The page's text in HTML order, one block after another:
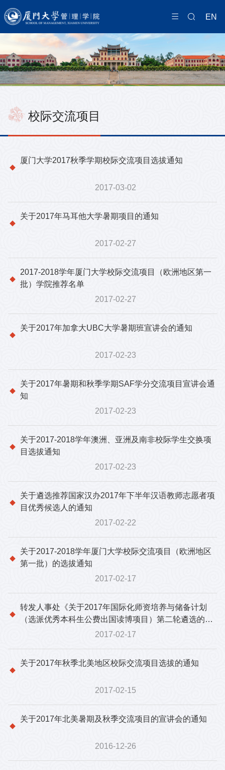
EN
校际交流项目
厦门大学2017秋季学期校际交流项目选拔通知
2017-03-02
关于2017年马耳他大学暑期项目的通知
2017-02-27
2017-2018学年厦门大学校际交流项目（欧洲地区第一
批）学院推荐名单
2017-02-27
关于2017年加拿大UBC大学暑期班宣讲会的通知
2017-02-23
关于2017年暑期和秋季学期SAF学分交流项目宣讲会通
知
2017-02-23
关于2017-2018学年澳洲、亚洲及南非校际学生交换项
目选拔通知
2017-02-23
关于遴选推荐国家汉办2017年下半年汉语教师志愿者项
目优秀候选人的通知
2017-02-22
关于2017-2018学年厦门大学校际交流项目（欧洲地区
第一批）的选拔通知
2017-02-17
转发人事处《关于2017年国际化师资培养与储备计划
（选派优秀本科生公费出国读博项目）第二轮遴选的通
2017-02-17
关于2017年秋季北美地区校际交流项目选拔的通知
2017-02-15
关于2017年北美暑期及秋季交流项目的宣讲会的通知
2016-12-26